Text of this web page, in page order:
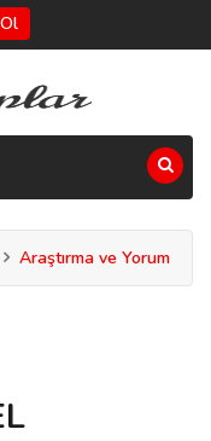
Araştırma ve Yorum